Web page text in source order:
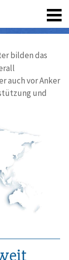
bilden das
auch vor Anker
und